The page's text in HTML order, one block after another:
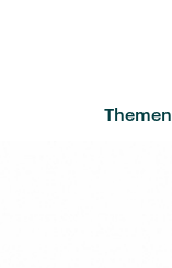
Themen